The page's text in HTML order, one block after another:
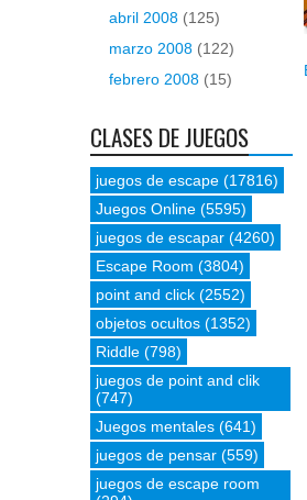
abril 2008 (125)
marzo 2008 (122)
febrero 2008 (15)
CLASES DE JUEGOS
juegos de escape (17816)
Juegos Online (5595)
juegos de escapar (4260)
Escape Room (3804)
point and click (2552)
objetos ocultos (1352)
Riddle (798)
juegos de point and clik
(747)
Juegos mentales (641)
juegos de pensar (559)
juegos de escape room